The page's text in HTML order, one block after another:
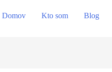
Domov Kto som Blog